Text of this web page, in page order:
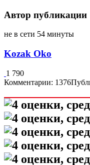
Автор публикации
не в сети 54 минуты
Kozak Oko
1 790
Комментарии: 1376